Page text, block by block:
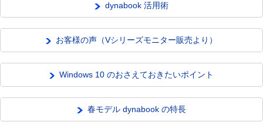
dynabook 活用術
お客様の声（Vシリーズモニター販売より）
Windows 10 のおさえておきたいポイント
春モデル dynabook の特長